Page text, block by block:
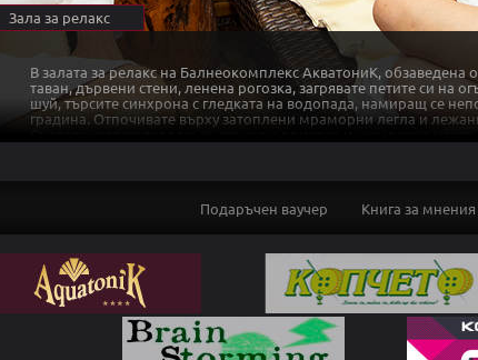
Зала за релакс
В залата за релакс на Балнеокомплекс АкватониК, обзаведена
таван, дървени стени, ленена рогозка, загрявате петите си на
шуй, търсите синхрона с гледката на водопада, намиращ се
градина. Отпочивате върху затоплени мраморни легла и
възстановите енергийния баланс. Слушалки с 3 канала
Подаръчен ваучер Книга за мнения